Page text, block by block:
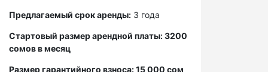
Предлагаемый срок аренды: 3 года
Стартовый размер арендной платы: 3200
сомов в месяц
Размер гарантийного взноса: 15 000 сом